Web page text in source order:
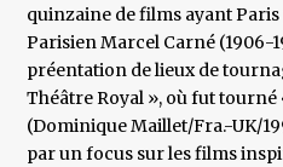
quinzaine de films ayant
Parisien Marcel Carné (1906-
préentation de lieux de
Théâtre Royal », où fut tourné
(Dominique Maillet/Fra.-UK/
par un focus sur les films